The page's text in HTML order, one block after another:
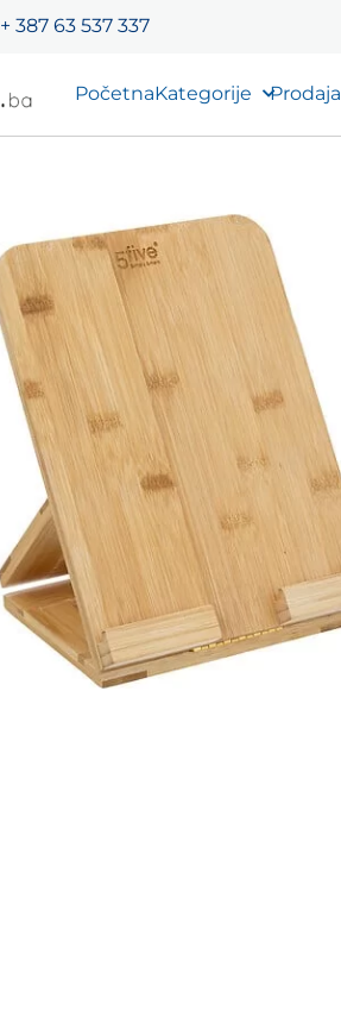
+ 387 63 537 337
PočetnaKategorije Prodaja